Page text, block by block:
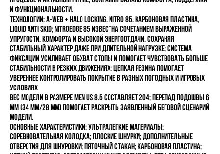
и функциональности.
Технологии: A-WEB + HALO LOCKING, NITRO 85, КАРБОНОВАЯ ПЛАСТИНА,
LIQUID ANTI SKID; NITROEDGE 85 известна сочетанием выраженной
упругости, комфорта и высокой энергоотдачи, сохраняя
стабильный характер даже при длительной нагрузке; система
фиксации усиливает обхват стопы и помогает чувствовать больше
стабильности в резких движениях; цепкая резина помогает
увереннее контролировать покрытие в разных погодных и игровых
условиях
Вес модели в размере MEN US 8.5 составляет 204; перепад подошвы 6
мм (34 мм/28 мм) помогает раскрыть заявленный беговой сценарий
модели.
Основные характеристики: ультралегкие материалы;
соревновательная колодка; плоские шнурки; дополнительные
отверстия для шнуровки; пяточный стакан; карбоновая пластина;